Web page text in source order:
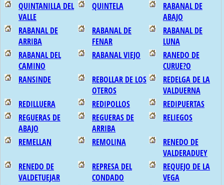
QUINTANILLA DEL
VALLE
QUINTELA
RABANAL DE
ABAJO
RABANAL DE
ARRIBA
RABANAL DE
FENAR
RABANAL DE
LUNA
RABANAL DEL
CAMINO
RABANAL VIEJO
RANEDO DE
CURUE?O
RANSINDE
REBOLLAR DE LOS
OTEROS
REDELGA DE LA
VALDUERNA
REDILLUERA
REDIPOLLOS
REDIPUERTAS
REGUERAS DE
ABAJO
REGUERAS DE
ARRIBA
RELIEGOS
REMELLAN REMOLINA
RENEDO DE
VALDERADUEY
RENEDO DE
VALDETUEJAR
REPRESA DEL
CONDADO
REQUEJO DE LA
VEGA